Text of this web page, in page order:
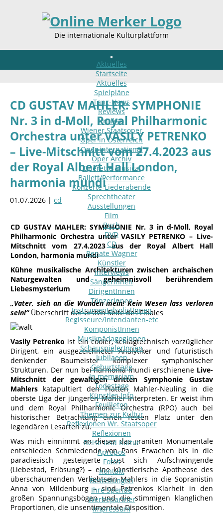
Die internationale Kulturplattform
Aktuelles
Startseite
Aktuelles
Spielpläne
Tanz-News
Reviews
Kritiken
Wiener Staatsoper
Oper in Österreich
Oper international
Oper Archiv
Operette-Musical
Ballett/Performance
Konzerte-Liederabende
Sprechtheater
Ausstellungen
Film
Buch
DVD
CD
Renate Wagner
Künstler
Interviews
SängerInnen
DirigentInnen
TänzerInnen
InstrumentalsolistInnen
Regisseure/Intendanten-etc
KomponistInnen
MusikpädagogInnen
SchauspielerInnen
Jubilaeen
Geburtstage
In memoriam
Todestage
Künstler-Info
Feuilleton
Themen zur Kultur
Reflexionen Wr. Staatsoper
Reflexionen
Reise und Kultur
Apropos
Fotos
Kontakt
Bestellungen
Ihre Spende
Werbepartner
Impressum
CD GUSTAV MAHLER: SYMPHONIE
Nr. 3 in d-Moll, Royal Philharmonic
Orchestra unter VASILY PETRENKO
– Live-Mitschnitt vom 27.4.2023 aus
der Royal Albert Hall London,
harmonia mundi
01.07.2026 | cd
CD GUSTAV MAHLER: SYMPHONIE Nr. 3 in d-Moll, Royal
Philharmonic Orchestra unter VASILY PETRENKO – Live-
Mitschnitt vom 27.4.2023 aus der Royal Albert Hall
London, harmonia mundi
Kühne musikalische Architekturen zwischen archaischen
Naturgewalten und geheimnisvoll berührendem
Liebesmysterium
„Vater, sieh an die Wunden mein! Kein Wesen lass verloren
sein!“ Überschrift der ersten Seite des Finales
Vasily Petrenko ist ein cooler, schlagtechnisch vorzüglicher
Dirigent, ein ausgezeichneter Analytiker und futuristisch
denkender Baumeister komplexer symphonischer
Strukturen. Der nun bei harmonia mundi erschienene Live-
Mitschnitt der gewaltigen dritten Symphonie Gustav
Mahlers katapultiert den Platten Mahler-Neuling in die
oberste Liga der jüngeren Mahler Interpreten. Er weist ihm
und dem Royal Philharmonic Orchestra (RPO) auch bei
historischer Betrachtung einen festen Platz unter den
legendären Lesarten zu.
Was mich einnimmt an dieser das graniten Monumentale
entschieden Schmiedende von Pans Erwachen bis in die
paradiesisch gesteigerte Lust sich Aufschwingende
(Liebestod, Erlösung?) – eine künstlerische Apotheose des
überschäumenden Verliebtsein Mahlers in die Sopranistin
Anna von Mildenburg – sind Petrenkos Klarheit in den
großen Spannungsbögen und die stimmigen klanglichen
Proportionen, die unsentimentale Disposition.